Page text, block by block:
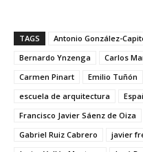
TAGS Antonio González-
Bernardo Ynzenga
Carlos
Carmen Pinart
Emilio Tuñón
escuela de arquitectura
Francisco Javier Sáenz de Oiza
Gabriel Ruiz Cabrero
javier